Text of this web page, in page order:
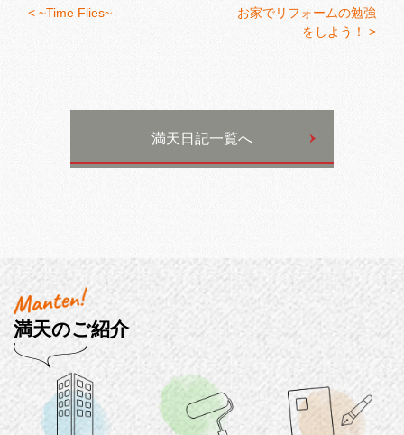
< ~Time Flies~
お家でリフォームの勉強
をしよう！ >
満天日記一覧へ
満天のご紹介